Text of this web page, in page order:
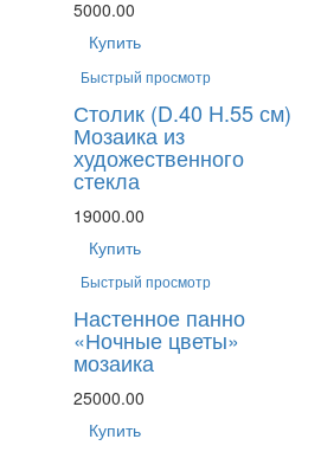
5000.00
Купить
Быстрый просмотр
Столик (D.40 H.55 см)
Мозаика из
художественного
стекла
19000.00
Купить
Быстрый просмотр
Настенное панно
«Ночные цветы»
мозаика
25000.00
Купить